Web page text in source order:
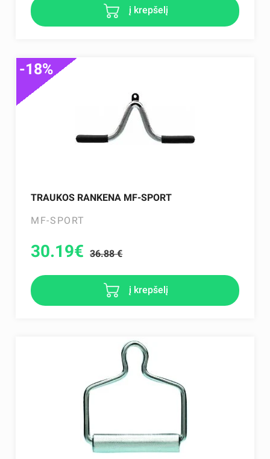
į krepšelį
TRAUKOS RANKENA MF-SPORT
MF-SPORT
-18%
30.19€ 36.88 €
į krepšelį